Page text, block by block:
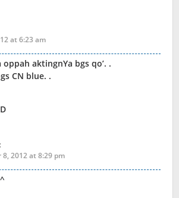
at 6:23 am
aktingnYa bgs qo’. .
CN blue. .
8, 2012 at 8:29 pm